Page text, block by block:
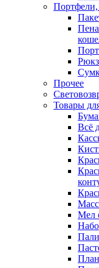
Прочее
Товары
Всё
Мел